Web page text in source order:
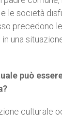
le società
precedono
una
può
culturale